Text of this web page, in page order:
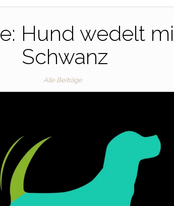
Hund wedelt
Schwanz
Alle Beiträge